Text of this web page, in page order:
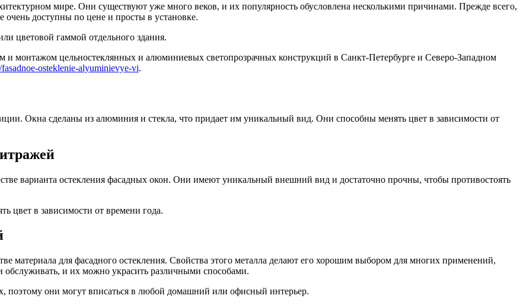
мире. Они существуют уже много веков, и их популярность обусловлена несколькими причинами. Прежде всего,
доступны по цене и просты в установке.
цветовой гаммой отдельного здания.
монтажом цельностеклянных и алюминиевых светопрозрачных конструкций в Санкт-Петербурге и Северо-Западном
osteklenie-alyuminievye-vi.
Окна сделаны из алюминия и стекла, что придает им уникальный вид. Они способны менять цвет в зависимости от
варианта остекления фасадных окон. Они имеют уникальный внешний вид и достаточно прочны, чтобы противостоять
цвет в зависимости от времени года.
материала для фасадного остекления. Свойства этого металла делают его хорошим выбором для многих применений,
обслуживать, и их можно украсить различными способами.
поэтому они могут вписаться в любой домашний или офисный интерьер.